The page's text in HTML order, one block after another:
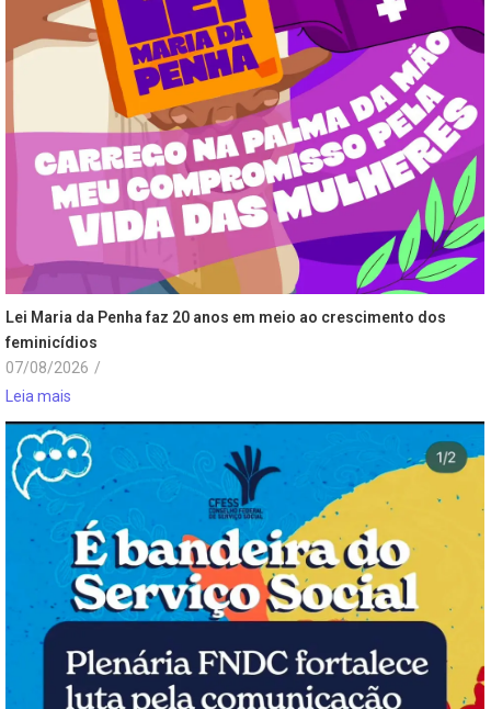
Lei Maria da Penha faz 20 anos em meio ao crescimento dos
feminicídios
07/08/2026 /
Leia mais